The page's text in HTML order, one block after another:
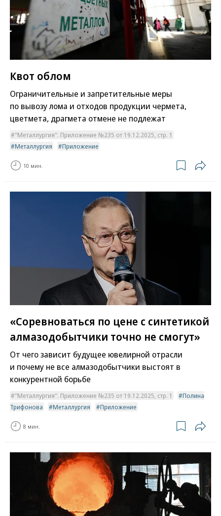
Квот облом
Ограничительные и запретительные меры
по вывозу лома и отходов продукции чермета,
цветмета, драгмета отмене не подлежат
"Металлургия". Приложение №235 от 19.12.2025, стр. 1
Металлургия
Приложение
10 мин.
«Соревноваться по цене с синтетикой
алмазодобытчики точно не смогут»
От чего зависит будущее ювелирной отрасли
и почему не все алмазодобытчики выстоят в
конкурентной борьбе
"Металлургия". Приложение №235 от 19.12.2025, стр. 1
Полина
Трифонова
Металлургия Приложение
8 мин.